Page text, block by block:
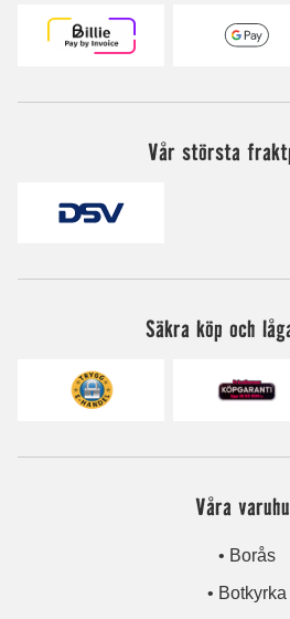
Vår största
Säkra köp och
Våra
• Borås
• Botkyrka